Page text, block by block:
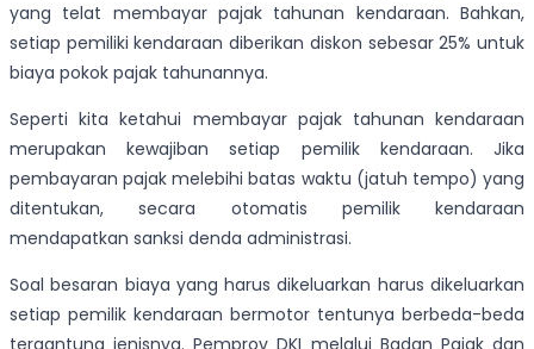
yang telat membayar pajak tahunan kendaraan. Bahkan,
setiap pemiliki kendaraan diberikan diskon sebesar 25% untuk
biaya pokok pajak tahunannya.
Seperti kita ketahui membayar pajak tahunan kendaraan
merupakan kewajiban setiap pemilik kendaraan. Jika
pembayaran pajak melebihi batas waktu (jatuh tempo) yang
ditentukan, secara otomatis pemilik kendaraan
mendapatkan sanksi denda administrasi.
Soal besaran biaya yang harus dikeluarkan harus dikeluarkan
setiap pemilik kendaraan bermotor tentunya berbeda-beda